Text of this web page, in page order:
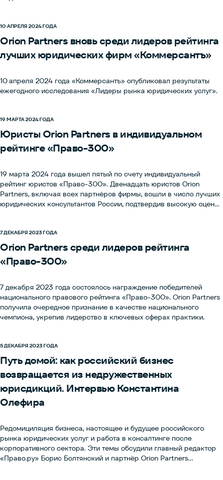
10 АПРЕЛЯ 2024 ГОДА
Orion Partners вновь среди лидеров рейтинга
лучших юридических фирм «Коммерсантъ»
10 апреля 2024 года «Коммерсантъ» опубликовал результаты
ежегодного исследования «Лидеры рынка юридических услуг».
19 МАРТА 2024 ГОДА
Юристы Orion Partners в индивидуальном
рейтинге «Право-300»
19 марта 2024 года вышел пятый по счету индивидуальный
рейтинг юристов «Право-300». Двенадцать юристов Orion
Partners, включая всех партнёров фирмы, вошли в число лучших
юридических консультантов России, подтвердив высокую оценку
7 ДЕКАБРЯ 2023 ГОДА
Orion Partners среди лидеров рейтинга
«Право-300»
7 декабря 2023 года состоялось награждение победителей
национального правового рейтинга «Право-300». Orion Partners
получила очередное признание в качестве национального
чемпиона, укрепив лидерство в ключевых сферах практики.
5 ДЕКАБРЯ 2023 ГОДА
Путь домой: как российский бизнес
возвращается из недружественных
юрисдикций. Интервью Константина
Олефира
Редомициляция бизнеса, настоящее и будущее российского
рынка юридических услуг и работа в консалтинге после
корпоративного сектора. Эти темы обсудили главный редактор
«Право.ру» Борис Болтянский и партнёр Orion Partners